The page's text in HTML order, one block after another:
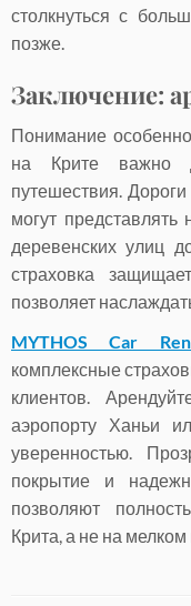
столкнуться с
позже.
Заключение:
Понимание
на Крите важно
путешествия.
могут
деревенских улиц
страховка
позволяет
MYTHOS Car
комплексные
клиентов.
аэропорту Ханьи
уверенностью.
покрытие и
позволяют
Крита, а не на